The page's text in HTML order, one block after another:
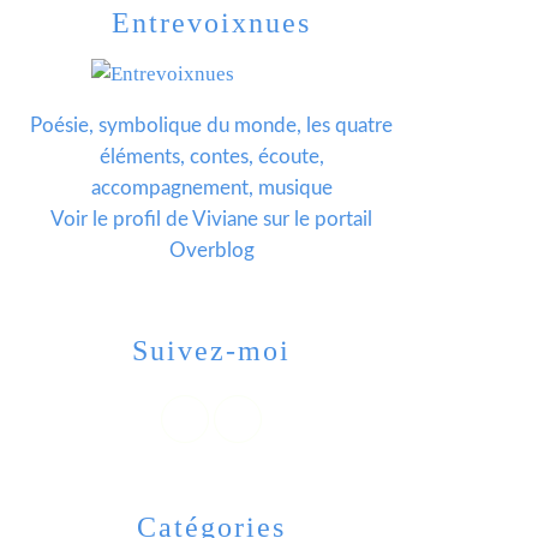
Catégories
Entrevoixnues
Poésie, symbolique du monde, les quatre
éléments, contes, écoute,
accompagnement, musique
Voir le profil deViviane sur le portail
Overblog
Suivez-moi